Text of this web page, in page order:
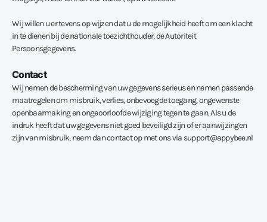
Wij willen u er tevens op wijzen dat u de mogelijkheid heeft om een klacht
in te dienen bij de nationale toezichthouder, de Autoriteit
Persoonsgegevens.
Contact
Wij nemen de bescherming van uw gegevens serieus en nemen passende
maatregelen om misbruik, verlies, onbevoegde toegang, ongewenste
openbaarmaking en ongeoorloofde wijziging tegen te gaan. Als u de
indruk heeft dat uw gegevens niet goed beveiligd zijn of er aanwijzingen
zijn van misbruik, neem dan contact op met ons via support@appybee.nl